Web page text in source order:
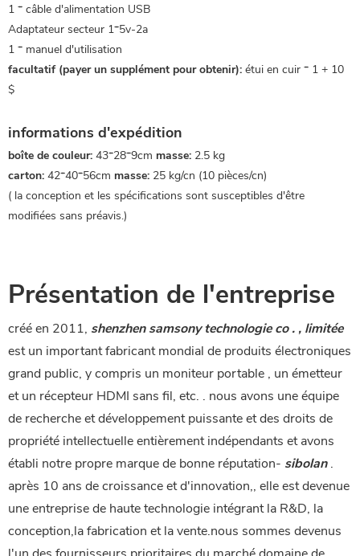
1 * câble d'alimentation USB
Adaptateur secteur 1*5v-2a
1 * manuel d'utilisation
facultatif (payer un supplément pour obtenir): étui en cuir * 1 + 10
$
informations d'expédition
boîte de couleur: 43*28*9cm masse: 2.5 kg
carton: 42*40*56cm masse: 25 kg/cn (10 pièces/cn)
( la conception et les spécifications sont susceptibles d'être
modifiées sans préavis.)
Présentation de l'entreprise
créé en 2011, shenzhen samsony technologie co . , limitée
est un important fabricant mondial de produits électroniques
grand public, y compris un moniteur portable , un émetteur
et un récepteur HDMI sans fil, etc. . nous avons une équipe
de recherche et développement puissante et des droits de
propriété intellectuelle entièrement indépendants et avons
établi notre propre marque de bonne réputation- sibolan.
après 10 ans de croissance et d'innovation,, elle est devenue
une entreprise de haute technologie intégrant la R&D, la
conception,la fabrication et la vente.nous sommes devenus